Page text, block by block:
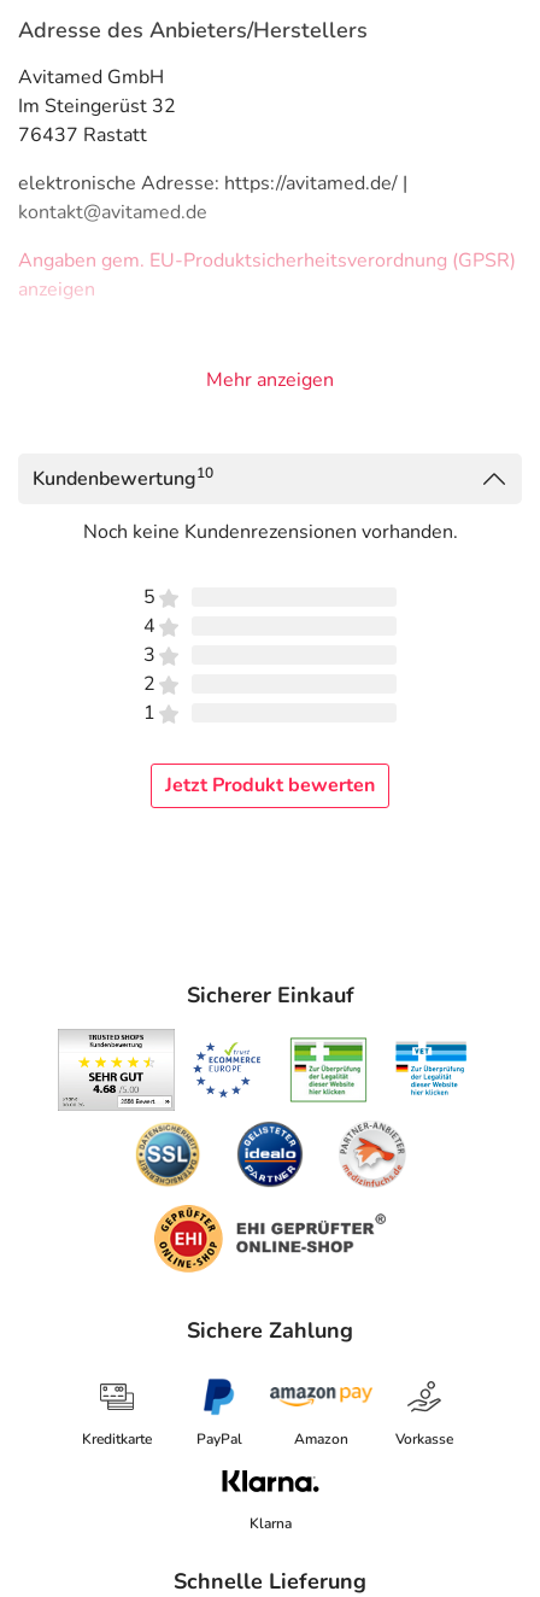
Adresse des Anbieters/Herstellers
Avitamed GmbH
Im Steingerüst 32
76437 Rastatt
elektronische Adresse: https://avitamed.de/ |
kontakt@avitamed.de
Angaben gem. EU-Produktsicherheitsverordnung (GPSR)
anzeigen
Mehr anzeigen
Kundenbewertung10
Noch keine Kundenrezensionen vorhanden.
5
4
3
2
1
Jetzt Produkt bewerten
Sicherer Einkauf
Sichere Zahlung
Kreditkarte PayPal Amazon Vorkasse
Klarna
Schnelle Lieferung